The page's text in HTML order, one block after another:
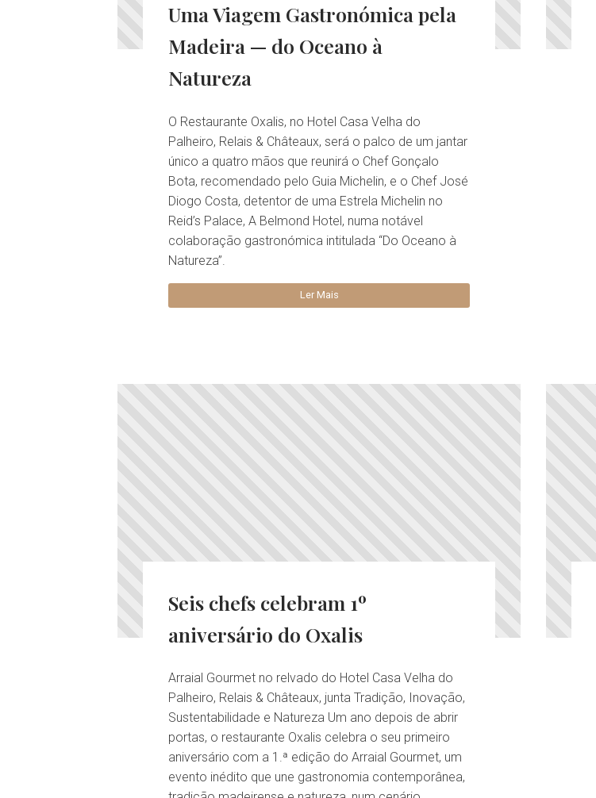
Uma Viagem Gastronómica pela
Madeira — do Oceano à
Natureza
O Restaurante Oxalis, no Hotel Casa Velha do
Palheiro, Relais & Châteaux, será o palco de um jantar
único a quatro mãos que reunirá o Chef Gonçalo
Bota, recomendado pelo Guia Michelin, e o Chef José
Diogo Costa, detentor de uma Estrela Michelin no
Reid’s Palace, A Belmond Hotel, numa notável
colaboração gastronómica intitulada “Do Oceano à
Natureza”.
Ler Mais
Seis chefs celebram 1º
aniversário do Oxalis
Arraial Gourmet no relvado do Hotel Casa Velha do
Palheiro, Relais & Châteaux, junta Tradição, Inovação,
Sustentabilidade e Natureza Um ano depois de abrir
portas, o restaurante Oxalis celebra o seu primeiro
aniversário com a 1.ª edição do Arraial Gourmet, um
evento inédito que une gastronomia contemporânea,